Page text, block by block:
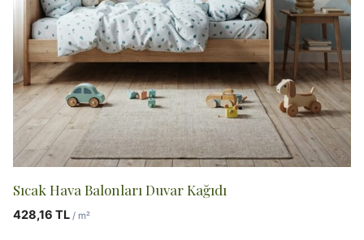
Sıcak Hava Balonları Duvar Kağıdı
428,16 TL / m²